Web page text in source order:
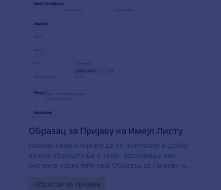
Образац за Пријаву на Имејл Листу
Наведи своје клијенте да се претплате и добију
важна обавештења о твом пословању или
система користећи овај Образац за Пријаву на
пријави се на било које услуге имејл система
Go to Category:
Обрасци за пријаве